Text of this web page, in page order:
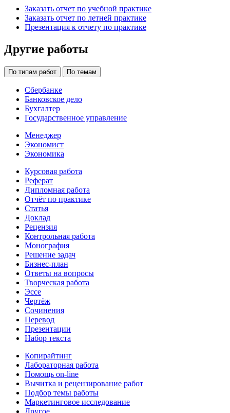
Заказать отчет по учебной практике
Заказать отчет по летней практике
Презентация к отчету по практике
Другие работы
По типам работ По темам
Сбербанке
Банковское дело
Бухгалтер
Государственное управление
Менеджер
Экономист
Экономика
Курсовая работа
Реферат
Дипломная работа
Отчёт по практике
Статья
Доклад
Рецензия
Контрольная работа
Монография
Решение задач
Бизнес-план
Ответы на вопросы
Творческая работа
Эссе
Чертёж
Сочинения
Перевод
Презентации
Набор текста
Копирайтинг
Лабораторная работа
Помощь on-line
Вычитка и рецензирование работ
Подбор темы работы
Маркетинговое исследование
Другое